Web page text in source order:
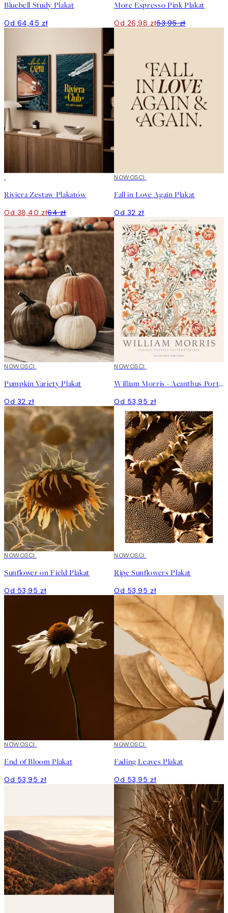
Bluebell Study Plakat
Od 64,45 zł
More Espresso Pink Plakat
Od 26,98 zł53,95 zł
Riviera Zestaw Plakatów
Od 38,40 zł64 zł
NOWOSCI
Fall in Love Again Plakat
Od 32 zł
NOWOSCI
Pumpkin Variety Plakat
Od 32 zł
NOWOSCI
William Morris - Acanthus Portière Plakat
Od 53,95 zł
NOWOSCI
Sunflower on Field Plakat
Od 53,95 zł
NOWOSCI
Ripe Sunflowers Plakat
Od 53,95 zł
NOWOSCI
End of Bloom Plakat
Od 53,95 zł
NOWOSCI
Fading Leaves Plakat
Od 53,95 zł